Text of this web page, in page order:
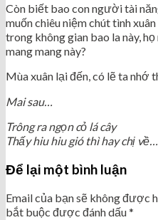
Còn biết bao con người tài
muốn chiêu niệm chút tình
trong không gian bao la này,
mang mang này?
Mùa xuân lại đến, có lẽ ta nhớ
Mai sau…
Trông ra ngọn cỏ lá cây
Thấy hiu hiu gió thì hay chị về…
Để lại một bình luận
Email của bạn sẽ không được
bắt buộc được đánh dấu*